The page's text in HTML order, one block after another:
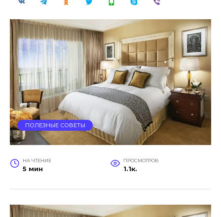
ПОЛЕЗНЫЕ СОВЕТЫ
НА ЧТЕНИЕ
5 мин
ПРОСМОТРОВ
1.1к.